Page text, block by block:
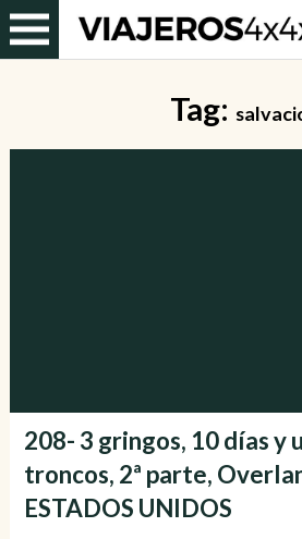
Tag:
208- 3 gringos, 10 días y
troncos, 2ª parte,
ESTADOS UNIDOS